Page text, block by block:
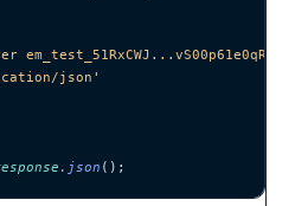
em_test_51RxCWJ...vS00p61e0qRE
json '
. json ();